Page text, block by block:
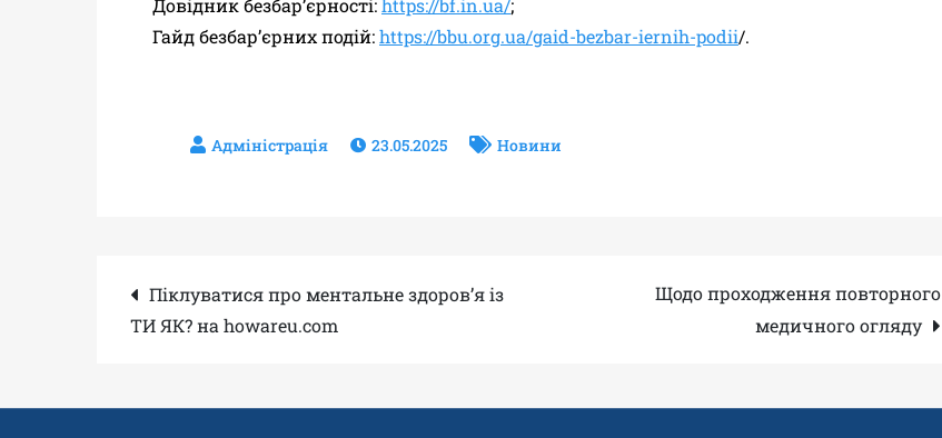
Довідник безбар’єрності:https://bf.in.ua/;
Гайд безбар’єрних подій:https://bbu.org.ua/gaid-bezbar-iernih-podii/.
23.05.2025 Новини
Навігація
Піклуватися про ментальне здоров’я із
ТИ ЯК? на howareu.com
Щодо проходження повторного
медичного огляду